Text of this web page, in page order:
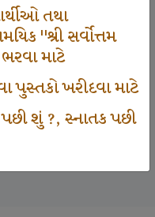
તથા
"શ્રી સર્વોત્તમ
ભરવા માટે
પુસ્તકો ખરીદવા માટે
શું ?, સ્નાતક પછી
In GKIQ